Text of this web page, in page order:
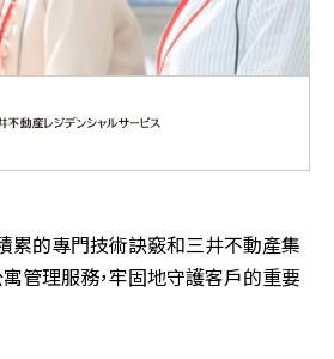
累的專門技術訣竅和三井不動產集
管理服務，牢固地守護客戶的重要